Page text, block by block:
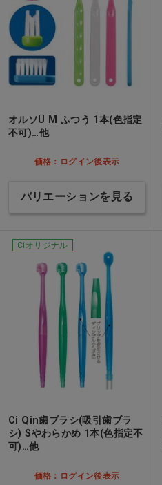
オルソU M ふつう 1本(色指定
不可)…他
価格：ログイン後表示
バリエーションを見る
Ciオリジナル
Ci Qin歯ブラシ(吸引歯ブラ
シ) Sやわらかめ 1本(色指定不
可)…他
価格：ログイン後表示